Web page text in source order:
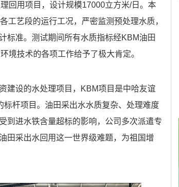
回用项目，设计规模17000立方米/日。本
工艺段的运行工况，严密监测预处理水质，
标准。测试期间所有水质指标经KBM油田
境技术的各项工作给予了极大肯定。
建设的水处理项目，KBM项目是中哈友谊
标杆项目。油田采出水水质复杂、处理难度
到进水铁含量超标的影响，公司多次派遣专
田采出水回用这一世界级难题，为祖国增